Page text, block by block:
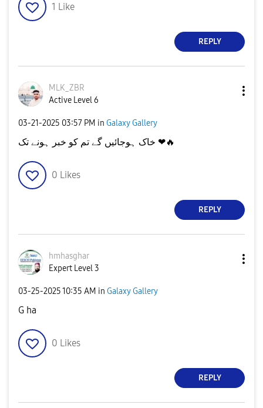
1 Like
REPLY
MLK_ZBR
Active Level 6
‎03-21-2025 03:57 PM in Galaxy Gallery
خاک ہوجائیں گے تم کو خبر ہونے تک ❤🔥
0 Likes
REPLY
hmhasghar
Expert Level 3
‎03-25-202510:35 AM in Galaxy Gallery
G ha
0 Likes
REPLY